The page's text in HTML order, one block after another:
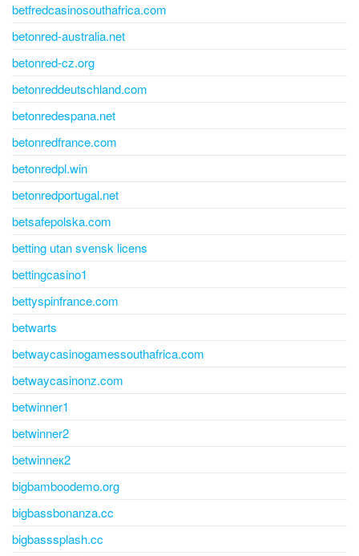
betfredcasinosouthafrica.com
betonred-australia.net
betonred-cz.org
betonreddeutschland.com
betonredespana.net
betonredfrance.com
betonredpl.win
betonredportugal.net
betsafepolska.com
betting utan svensk licens
bettingcasino1
bettyspinfrance.com
betwarts
betwaycasinogamessouthafrica.com
betwaycasinonz.com
betwinner1
betwinner2
betwinneк2
bigbamboodemo.org
bigbassbonanza.cc
bigbasssplash.cc